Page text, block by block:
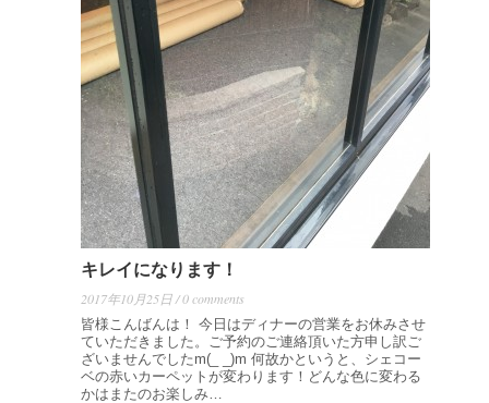
キレイになります！
2017年10月25日 / 0 comments
皆様こんばんは！ 今日はディナーの営業をお休みさせ
ていただきました。ご予約のご連絡頂いた方申し訳ご
ざいませんでしたm(_ _)m 何故かというと、シェコー
ベの赤いカーペットが変わります！どんな色に変わる
かはまたのお楽しみ…